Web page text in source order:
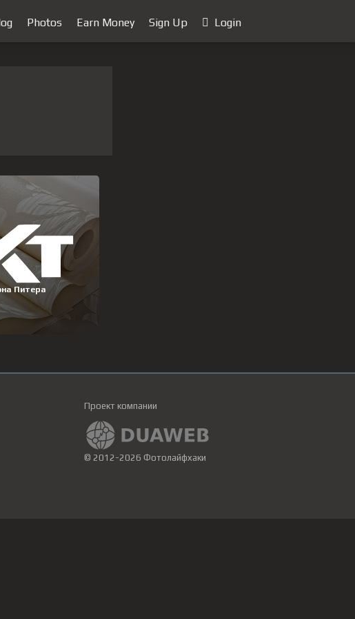
Photos Earn Money Sign Up Login
Проект компании
© 2012-2026 Фотолайфхаки